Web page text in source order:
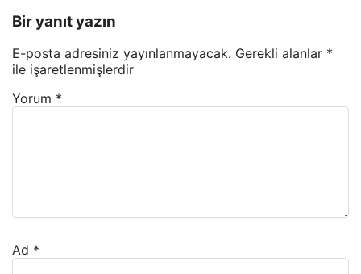
Bir yanıt yazın
E-posta adresiniz yayınlanmayacak. Gerekli alanlar *
ile işaretlenmişlerdir
Yorum *
Ad *